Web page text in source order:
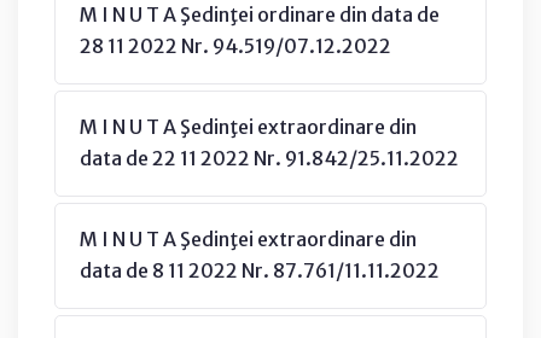
M I N U T A Şedinţei ordinare din data de
28 11 2022 Nr. 94.519/07.12.2022
M I N U T A Şedinţei extraordinare din
data de 22 11 2022 Nr. 91.842/25.11.2022
M I N U T A Şedinţei extraordinare din
data de 8 11 2022 Nr. 87.761/11.11.2022